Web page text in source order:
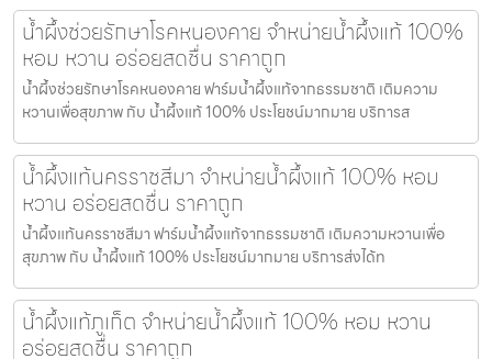
น้ำผึ้งช่วยรักษาโรคหนองคาย จำหน่ายน้ำผึ้งแท้ 100%
หอม หวาน อร่อยสดชื่น ราคาถูก
น้ำผึ้งช่วยรักษาโรคหนองคาย ฟาร์มน้ำผึ้งแท้จากธรรมชาติ เติมความ
หวานเพื่อสุขภาพ กับ น้ำผึ้งแท้ 100% ประโยชน์มากมาย บริการส
น้ำผึ้งแท้นครราชสีมา จำหน่ายน้ำผึ้งแท้ 100% หอม
หวาน อร่อยสดชื่น ราคาถูก
น้ำผึ้งแท้นครราชสีมา ฟาร์มน้ำผึ้งแท้จากธรรมชาติ เติมความหวานเพื่อ
สุขภาพ กับ น้ำผึ้งแท้ 100% ประโยชน์มากมาย บริการส่งได้ท
น้ำผึ้งแท้ภูเก็ต จำหน่ายน้ำผึ้งแท้ 100% หอม หวาน
อร่อยสดชื่น ราคาถูก